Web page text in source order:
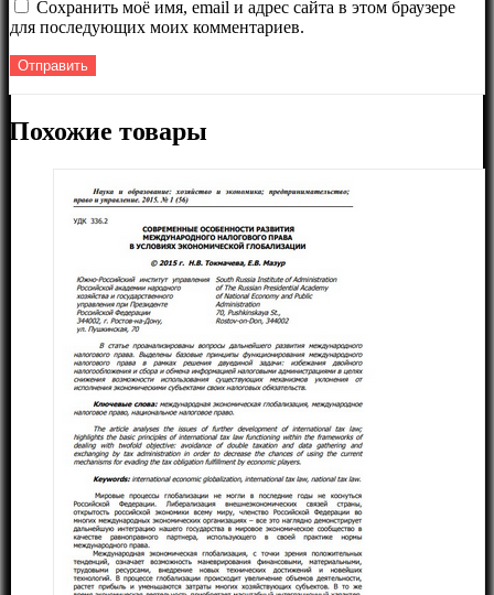
Сохранить моё имя, email и адрес сайта в этом браузере
для последующих моих комментариев.
Похожие товары